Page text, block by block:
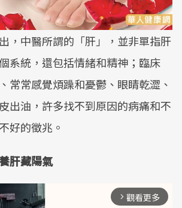
，中醫所謂的「肝」，並非單指肝
系統，還包括情緒和精神；臨床
常常感覺煩躁和憂鬱、眼睛乾澀、
出油，許多找不到原因的病痛和不
好的徵兆。
肝藏陽氣
arrow_forward_ios 觀看更多